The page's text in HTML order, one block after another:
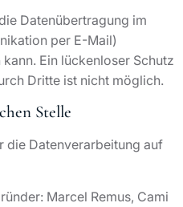
Datenübertragung im
per E-Mail)
Ein lückenloser Schutz
Dritte ist nicht möglich.
Stelle
die Datenverarbeitung auf
Marcel Remus, Cami